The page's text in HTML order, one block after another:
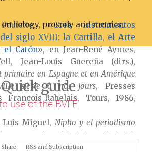
«Tres instrumentos
siglo XVIII: la Cartilla, el Arte
Catón», en Jean-René Aymes,
Jean-Louis Guereña (dirs.),
primaire en Espagne et en Amérique
siècle à nos jours, Presses
François-Rabelais, Tours, 1986,
Luis Miguel,Nipho y el periodismo
XVIII
, Universidad de Valladolid,
págs. 5-65.
prosody and metrics
Quick guide
use of the BVFE
Share RSS and Subscription